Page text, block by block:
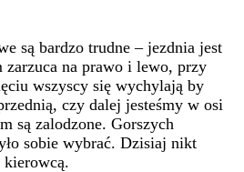
bardzo trudne – jezdnia jest
zarzuca na prawo i lewo, przy
wszyscy się wychylają by
czy dalej jesteśmy w osi
są zalodzone. Gorszych
sobie wybrać. Dzisiaj nikt
kierowcą.